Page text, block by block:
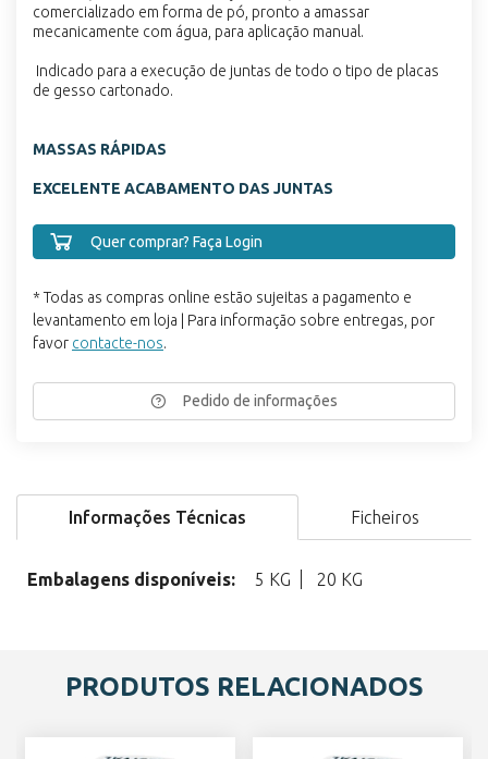
comercializado em forma de pó, pronto a amassar
mecanicamente com água, para aplicação manual.
Indicado para a execução de juntas de todo o tipo de placas
de gesso cartonado.
MASSAS RÁPIDAS
EXCELENTE ACABAMENTO DAS JUNTAS
Quer comprar? Faça Login
* Todas as compras online estão sujeitas a pagamento e
levantamento em loja | Para informação sobre entregas, por
favor contacte-nos.
Pedido de informações
Informações Técnicas Ficheiros
Embalagens disponíveis: 5 KG 20 KG
PRODUTOS RELACIONADOS